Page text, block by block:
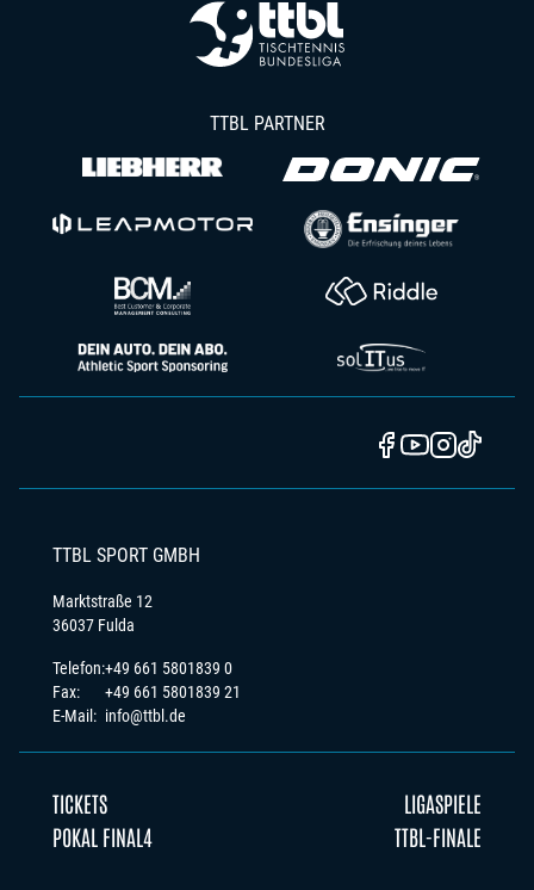
TTBL PARTNER
TTBL SPORT GMBH
Marktstraße 12
36037 Fulda
Telefon:
Fax:
E-Mail:
+49 661 5801839 0
+49 661 5801839 21
info@ttbl.de
TICKETS
LIGASPIELE
POKAL FINAL4
TTBL-FINALE